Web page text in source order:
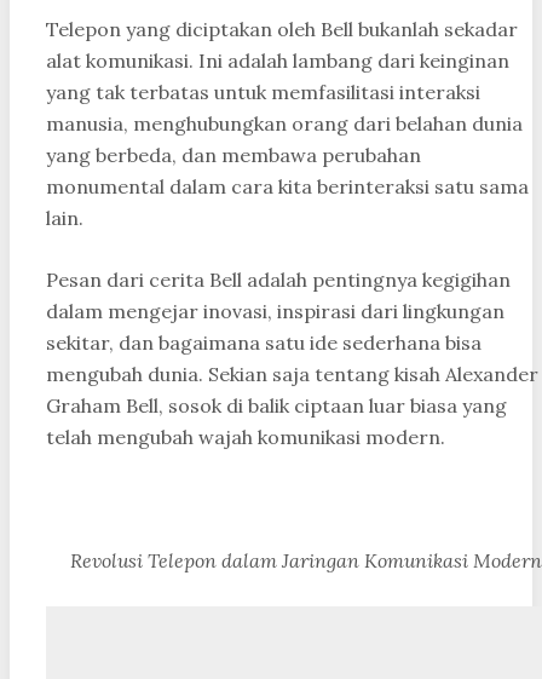
Telepon yang diciptakan oleh Bell bukanlah sekadar
alat komunikasi. Ini adalah lambang dari keinginan
yang tak terbatas untuk memfasilitasi interaksi
manusia, menghubungkan orang dari belahan dunia
yang berbeda, dan membawa perubahan
monumental dalam cara kita berinteraksi satu sama
lain.
Pesan dari cerita Bell adalah pentingnya kegigihan
dalam mengejar inovasi, inspirasi dari lingkungan
sekitar, dan bagaimana satu ide sederhana bisa
mengubah dunia. Sekian saja tentang kisah Alexander
Graham Bell, sosok di balik ciptaan luar biasa yang
telah mengubah wajah komunikasi modern.
Revolusi Telepon dalam Jaringan Komunikasi Modern